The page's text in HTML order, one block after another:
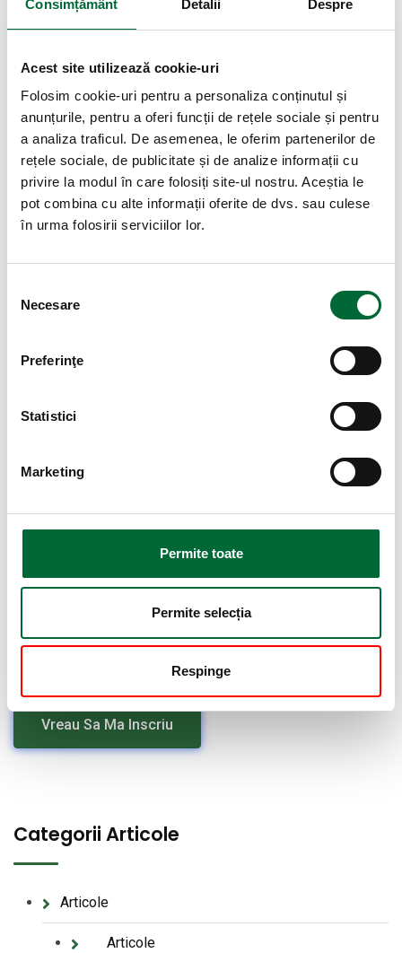
Consimțământ Detalii Despre
Acest site utilizează cookie-uri
Folosim cookie-uri pentru a personaliza conținutul și
anunțurile, pentru a oferi funcții de rețele sociale și pentru
a analiza traficul. De asemenea, le oferim partenerilor de
rețele sociale, de publicitate și de analize informații cu
privire la modul în care folosiți site-ul nostru. Aceștia le
pot combina cu alte informații oferite de dvs. sau culese
în urma folosirii serviciilor lor.
Necesare
Preferinţe
Statistici
Marketing
Permite toate
Permite selecția
Respinge
Depune dosarul la Wellborn și beneficiază de
reușim.
Depune Dosarul La Wellborn Și
Beneficiază De Consultanță Gratuită
Pentru Întocmirea Lui.
Cod verificare
Vreau Sa Ma Inscriu
Categorii Articole
Articole
Articole